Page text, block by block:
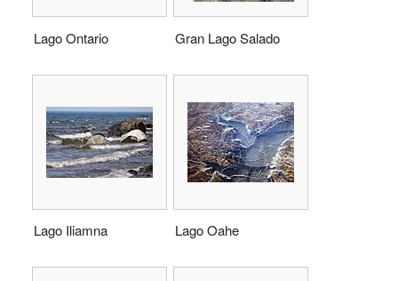
Lago Ontario Gran Lago Salado
Lago Iliamna Lago Oahe